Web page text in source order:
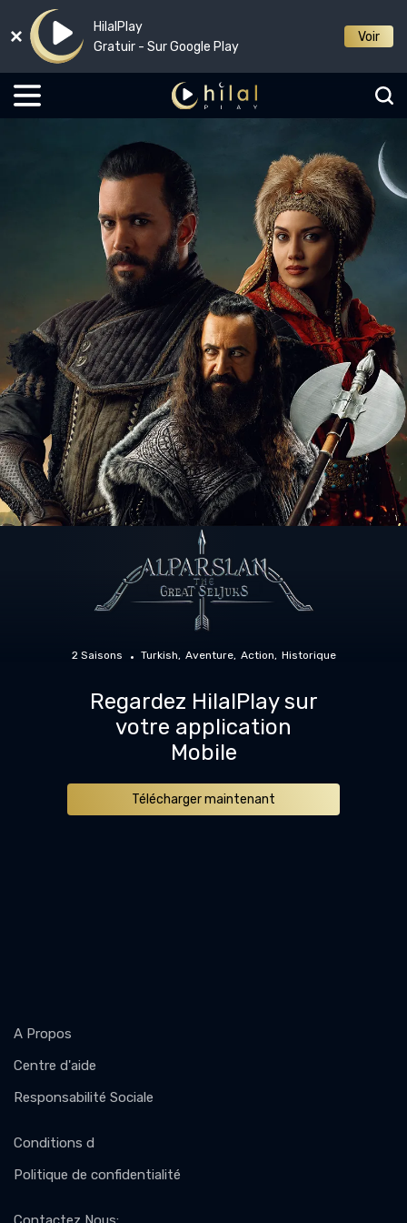
HilalPlay
Gratuir - Sur Google Play
Voir
2 Saisons Turkish Aventure Action Historique
Regardez HilalPlay sur
votre application
Mobile
Télécharger maintenant
A Propos
Centre d'aide
Responsabilité Sociale
Conditions d
Politique de confidentialité